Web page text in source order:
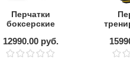
Перчатки
боксерские
FANCY SOFT
GN/WH
12990.00 руб.